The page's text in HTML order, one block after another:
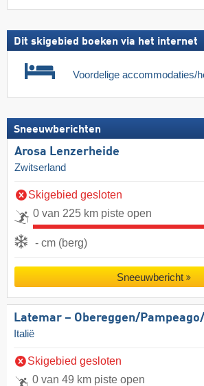
Dit skigebied boeken via het internet
Voordelige accommodaties/
Sneeuwberichten
Arosa Lenzerheide
Zwitserland
Skigebied gesloten
0 van 225 km piste open
- cm (berg)
Sneeuwbericht
Latemar – Obereggen/​
Italië
Skigebied gesloten
0 van 49 km piste open